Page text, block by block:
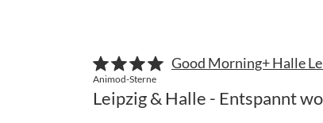
Animod-Sterne
Good Morning+ Halle
Leipzig & Halle - Entspannt